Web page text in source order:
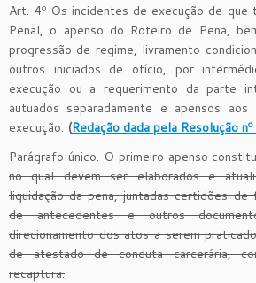
Art. 4º Os incidentes de execução de que
Penal, o apenso do Roteiro de Pena,
progressão de regime, livramento
outros iniciados de ofício, por
execução ou a requerimento da parte
autuados separadamente e apensos
execução. (Redação dada pela Resolução
Parágrafo único. O primeiro apenso
no qual devem ser elaborados e
liquidação da pena, juntadas certidões
de antecedentes e outros
direcionamento dos atos a serem
de atestado de conduta carcerária,
recaptura.